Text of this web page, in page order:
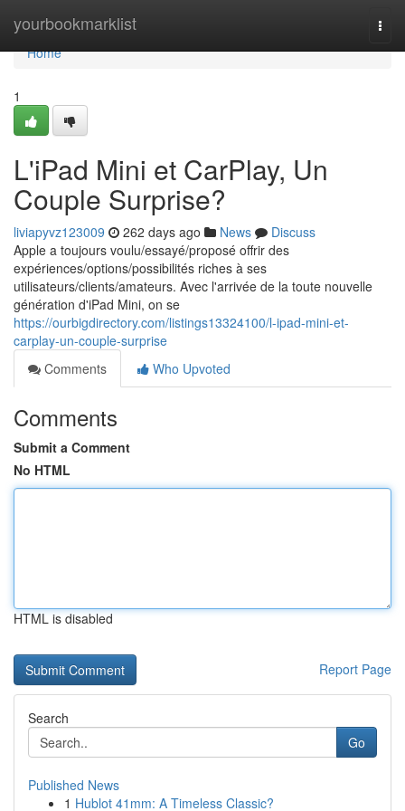
yourbookmarklist
Home
Home
1
L'iPad Mini et CarPlay, Un
Couple Surprise?
liviapyvz123009 262 days ago News
Discuss
Apple a toujours voulu/essayé/proposé offrir des
expériences/options/possibilités riches à ses
utilisateurs/clients/amateurs. Avec l'arrivée de la toute nouvelle
génération d'iPad Mini, on se
https://ourbigdirectory.com/listings13324100/l-ipad-mini-et-
carplay-un-couple-surprise
Comments
Who Upvoted
Comments
Submit a Comment
No HTML
HTML is disabled
Report Page
Search
Go
Published News
1 Hublot 41mm: A Timeless Classic?